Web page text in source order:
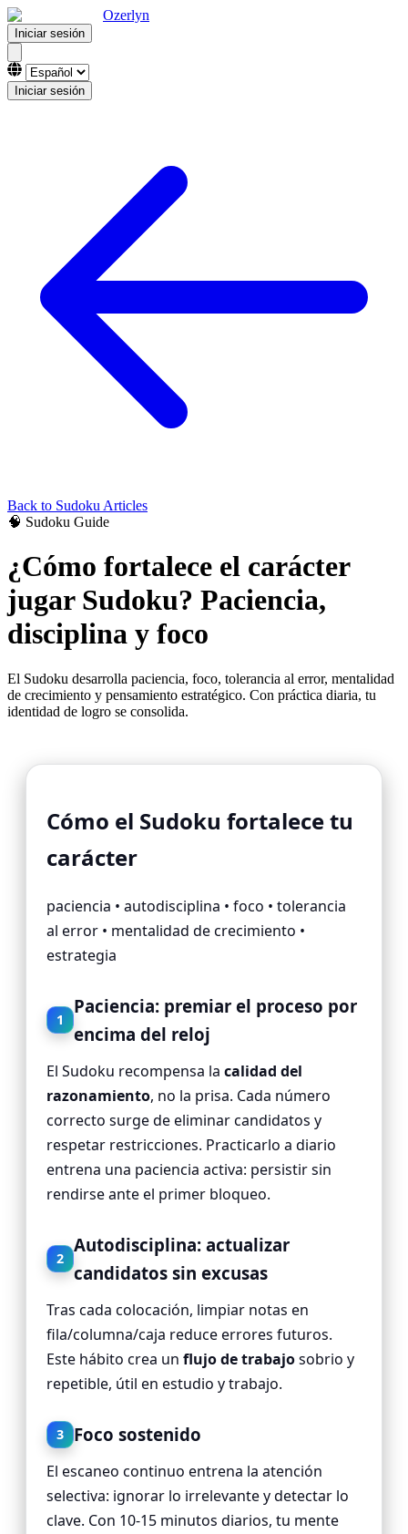
Ozerlyn
Iniciar sesión
Iniciar sesión
Back to Sudoku Articles
🧠 Sudoku Guide
¿Cómo fortalece el carácter
jugar Sudoku? Paciencia,
disciplina y foco
El Sudoku desarrolla paciencia, foco, tolerancia al error, mentalidad
de crecimiento y pensamiento estratégico. Con práctica diaria, tu
identidad de logro se consolida.
Cómo el Sudoku fortalece tu
carácter
paciencia • autodisciplina • foco • tolerancia
al error • mentalidad de crecimiento •
estrategia
1
Paciencia: premiar el proceso por
encima del reloj
El Sudoku recompensa lacalidad del
razonamiento, no la prisa. Cada número
correcto surge de eliminar candidatos y
respetar restricciones. Practicarlo a diario
entrena una paciencia activa: persistir sin
rendirse ante el primer bloqueo.
2
Autodisciplina: actualizar
candidatos sin excusas
Tras cada colocación, limpiar notas en
fila/columna/caja reduce errores futuros.
Este hábito crea unflujo de trabajosobrio y
repetible, útil en estudio y trabajo.
3 Foco sostenido
El escaneo continuo entrena la atención
selectiva: ignorar lo irrelevante y detectar lo
clave. Con 10-15 minutos diarios, tu mente